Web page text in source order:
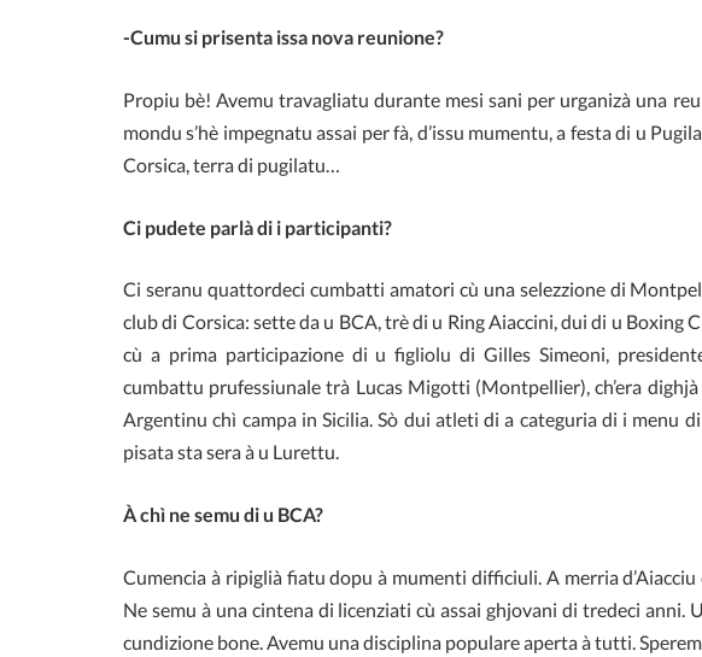
-Cumu si prisenta issa nova reunione?
Propiu bè! Avemu travagliatu durante mesi sani per urganizà una
mondu s’hè impegnatu assai per fà, d’issu mumentu, a festa di u
Corsica, terra di pugilatu…
Ci pudete parlà di i participanti?
Ci seranu quattordeci cumbatti amatori cù una selezzione di
club di Corsica: sette da u BCA, trè di u Ring Aiaccini, dui di u Boxing
cù a prima participazione di u figliolu di Gilles Simeoni,
cumbattu prufessiunale trà Lucas Migotti (Montpellier), ch’era
Argentinu chì campa in Sicilia. Sò dui atleti di a categuria di i menu
pisata sta sera à u Lurettu.
À chì ne semu di u BCA?
Cumencia à ripiglià fiatu dopu à mumenti difficiuli. A merria d’Aiacciu
Ne semu à una cintena di licenziati cù assai ghjovani di tredeci anni.
cundizione bone. Avemu una disciplina populare aperta à tutti.